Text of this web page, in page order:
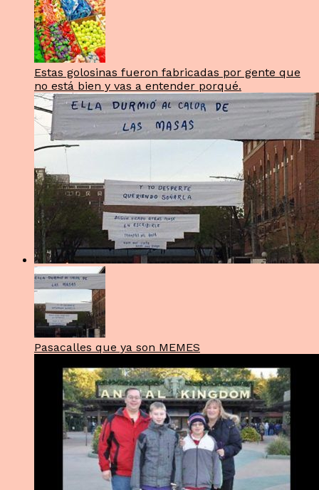
Estas golosinas fueron fabricadas por gente que
no está bien y vas a entender porqué.
Pasacalles que ya son MEMES